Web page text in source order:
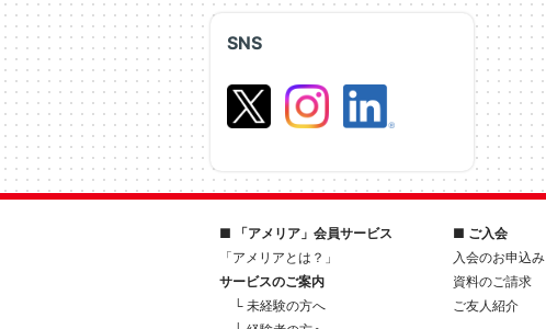
SNS
■ 「アメリア」会員サービス
「アメリアとは？」
サービスのご案内
└ 未経験の方へ
■ ご入会
入会のお申込み
資料のご請求
ご友人紹介